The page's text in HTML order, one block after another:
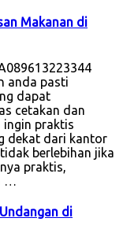
Makanan di
anda pasti
dapat
cetakan dan
ingin praktis
dekat dari kantor
berlebihan jika
praktis,
…
di